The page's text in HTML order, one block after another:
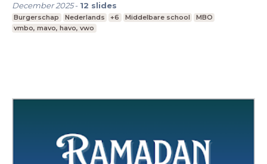
December 2025- 12 slides
Burgerschap Nederlands +6 Middelbare school
MBO
vmbo, mavo, havo, vwo